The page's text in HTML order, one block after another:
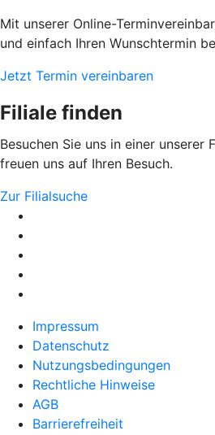
Mit unserer Online-
und einfach Ihren Wunschtermin
Jetzt Termin vereinbaren
Filiale finden
Besuchen Sie uns in einer unserer
freuen uns auf Ihren Besuch.
Zur Filialsuche
Impressum
Datenschutz
Nutzungsbedingungen
Rechtliche Hinweise
AGB
Barrierefreiheit